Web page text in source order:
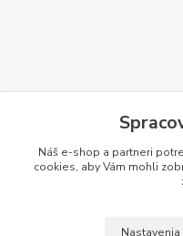
Náš e-shop a partneri
cookies, aby Vám mohli
Nastavenia